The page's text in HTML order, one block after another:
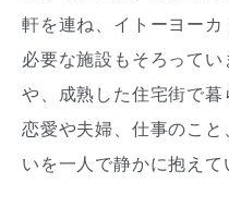
軒を連ね、イトーヨー
必要な施設もそろって
や、成熟した住宅街で暮
恋愛や夫婦、仕事のこ
いを一人で静かに抱えて